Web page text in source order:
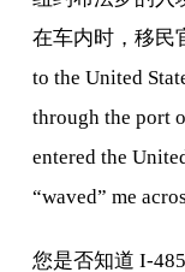
在车内时，移民
to the United
through the port
entered the
“waved” me
您是否知道 I-